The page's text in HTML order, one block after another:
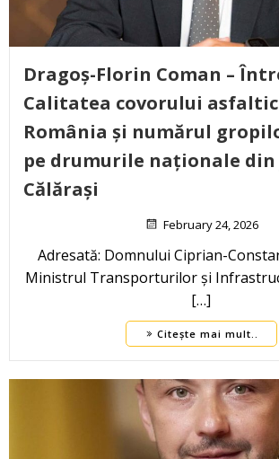
Dragoș-Florin Coman –
Calitatea covorului
România și numărul
pe drumurile naționale
Călărași
February 24, 2026
Adresată: Domnului Ciprian-
Ministrul Transporturilor și
[…]
Citește mai mult..